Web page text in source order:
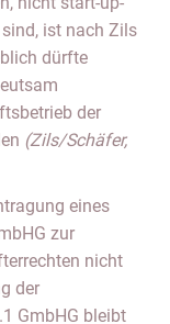
ist nach Zils
dürfte
der
(Zils/Schäfer,
eines
zur
nicht
der
GmbHG bleibt